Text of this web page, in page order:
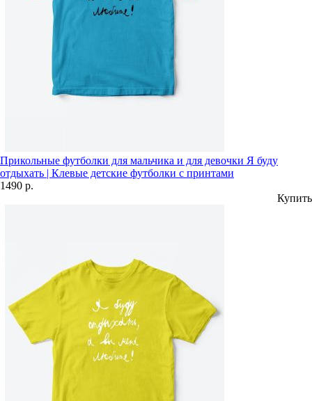
Прикольные футболки для мальчика и для девочки Я буду
отдыхать | Клевые детские футболки с принтами
1490 р.
Купить